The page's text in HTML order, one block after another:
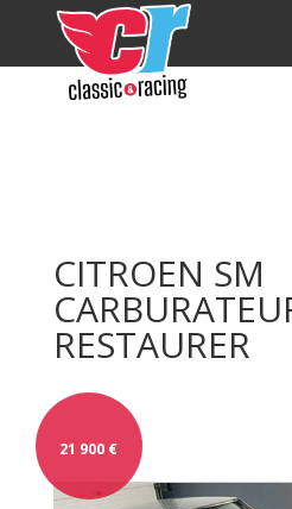
CITROEN SM
RESTAURER
21 900 €